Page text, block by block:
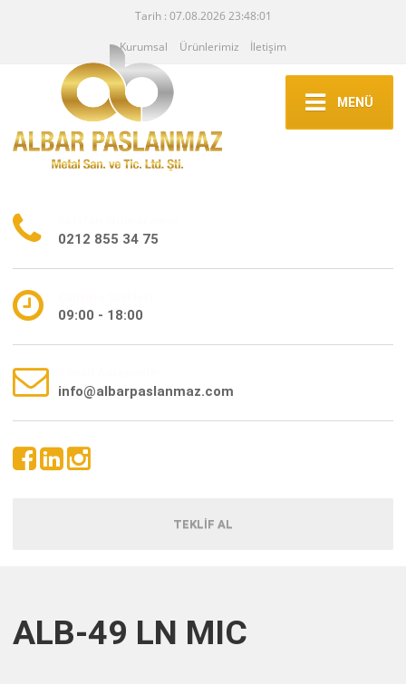
Tarih : 07.08.2026 23:48:01
Kurumsal
Ürünlerimiz İletişim
MENÜ
0212 855 34 75
09:00 - 18:00
info@albarpaslanmaz.com
TEKLİF AL
ALB-49 LN MIC